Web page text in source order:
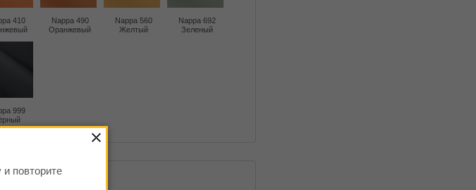
410
Nappa 490
Оранжевый
Nappa 560
Желтый
Nappa 692
Зеленый
999
повторите